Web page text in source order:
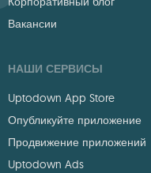
Вакансии
НАШИ СЕРВИСЫ
Uptodown App Store
Опубликуйте приложение
Продвижение приложений
Uptodown Ads